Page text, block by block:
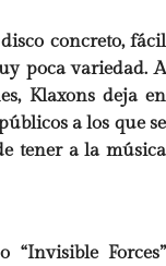
concreto, fácil
poca variedad. A
Klaxons deja en
a los que se
tener a la música
Forces”